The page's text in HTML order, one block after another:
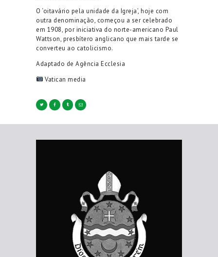
O ‘oitavário pela unidade da Igreja’, hoje com
outra denominação, começou a ser celebrado
em 1908, por iniciativa do norte-americano Paul
Wattson, presbítero anglicano que mais tarde se
converteu ao catolicismo.
Adaptado de Agência Ecclesia
Vatican media